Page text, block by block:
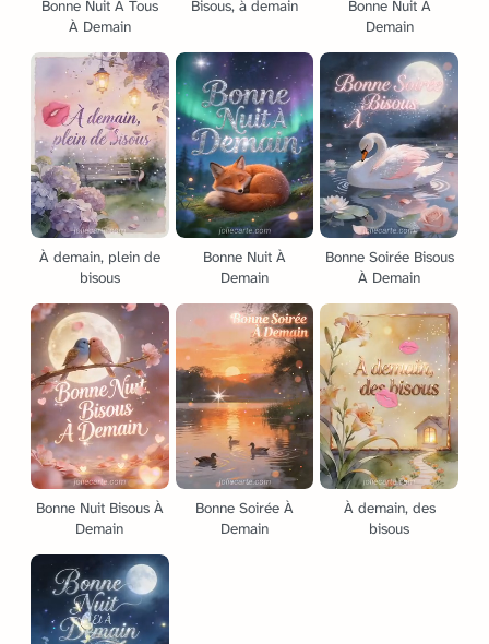
Bonne Nuit À Tous
À Demain
Bisous, à demain
Bonne Nuit À
Demain
À demain, plein de
bisous
Bonne Nuit À
Demain
Bonne Soirée Bisous
À Demain
Bonne Nuit Bisous À
Demain
Bonne Soirée À
Demain
À demain, des
bisous